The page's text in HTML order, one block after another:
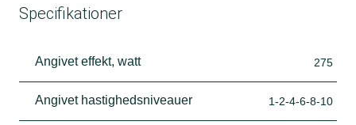
Specifikationer
Angivet effekt, watt 275
Angivet hastighedsniveauer 1-2-4-6-8-10